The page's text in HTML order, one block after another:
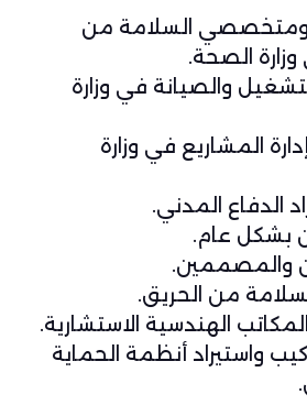
السلامة من
الصحة.
والصيانة في وزارة
المشاريع في وزارة
الدفاع المدني.
بشكل عام.
والمصممين.
من الحريق.
الهندسية الاستشارية.
واستيراد أنظمة الحماية